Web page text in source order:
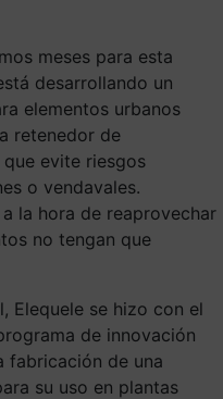
meses para esta
desarrollando un
elementos urbanos
retenedor de
evite riesgos
o vendavales.
la hora de reaprovechar
no tengan que
Elequele se hizo con el
de innovación
fabricación de una
su uso en plantas